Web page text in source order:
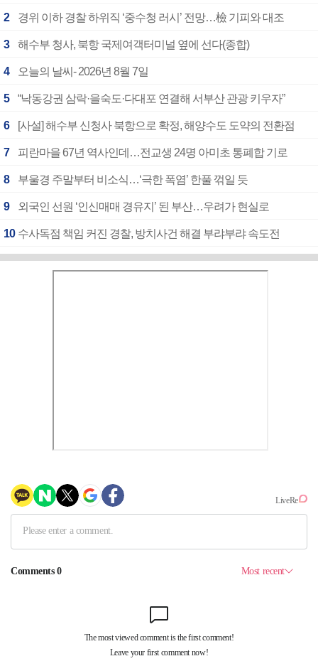
2 경위 이하 경찰 하위직 ‘중수청 러시’ 전망…檢 기피와 대조
3 해수부 청사, 북항 국제여객터미널 옆에 선다(종합)
4 오늘의 날씨- 2026년 8월 7일
5 “낙동강권 삼락·을숙도·다대포 연결해 서부산 관광 키우자”
6 [사설] 해수부 신청사 북항으로 확정, 해양수도 도약의 전환점
7 피란마을 67년 역사인데…전교생 24명 아미초 통폐합 기로
8 부울경 주말부터 비소식…‘극한 폭염’ 한풀 꺾일 듯
9 외국인 선원 ‘인신매매 경유지’ 된 부산…우려가 현실로
10 수사독점 책임 커진 경찰, 방치사건 해결 부랴부랴 속도전